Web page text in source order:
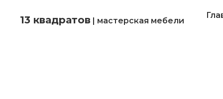
13 квадратов | мастерская мебели